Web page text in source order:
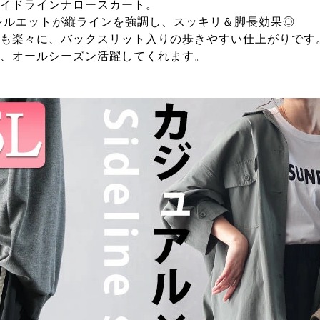
ドラインナロースカート。
エットが縦ラインを強調し、スッキリ＆脚長効果◎
楽々に、バックスリット入りの歩きやすい仕上がりです
オールシーズン活躍してくれます。